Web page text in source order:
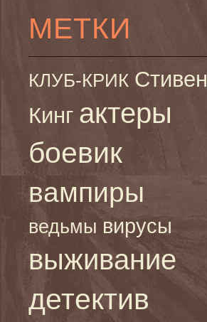
МЕТКИ
КЛУБ-КРИК Стивен
Кинг актеры
боевик
вампиры
ведьмы вирусы
выживание
детектив